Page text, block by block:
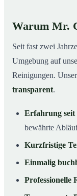
Warum Mr.
Seit fast zwei
Umgebung auf
Reinigungen.
transparent.
Erfahrung seit
bewährte
Kurzfristige
Einmalig
Professionelle